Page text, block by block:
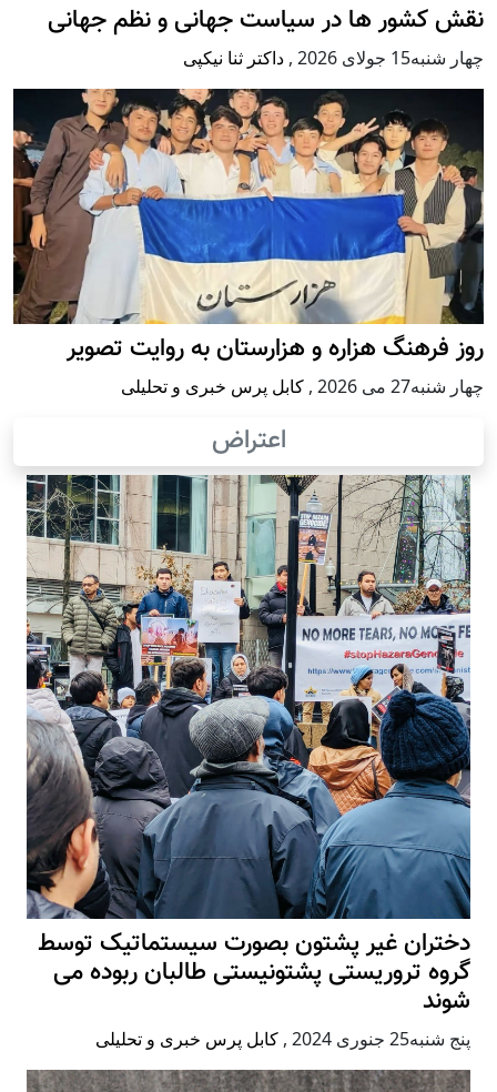
نقش کشور ها در سیاست جهانی و نظم جهانی
چهار شنبه15 جولای 2026 , داکتر ثنا نیکپی
روز فرهنگ هزاره و هزارستان به روایت تصویر
چهار شنبه27 می 2026 , کابل پرس خبری و تحلیلی
اعتراض
دختران غیر پشتون بصورت سیستماتیک توسط
گروه تروریستی پشتونیستی طالبان ربوده می
شوند
پنج شنبه25 جنوری 2024 , کابل پرس خبری و تحلیلی